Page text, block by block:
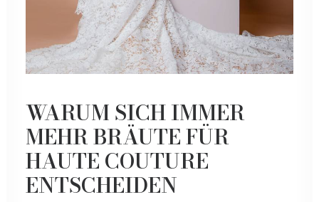
WARUM SICH IMMER
MEHR BRÄUTE FÜR
HAUTE COUTURE
ENTSCHEIDEN